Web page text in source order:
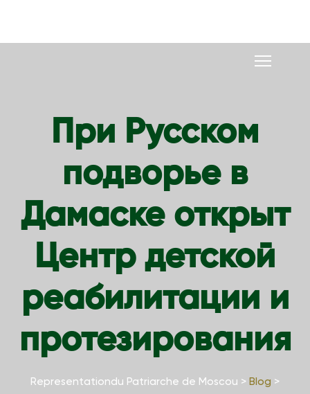
При Русском
подворье в
Дамаске открыт
Центр детской
реабилитации и
протезирования
Representationdu Patriarche de Moscou > Blog >